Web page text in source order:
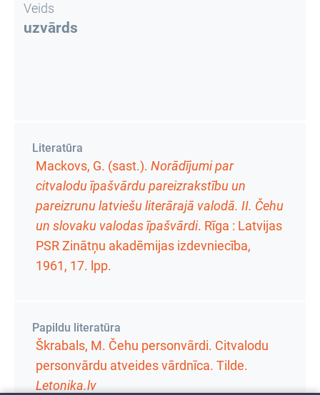
Veids
uzvārds
Literatūra
Mackovs, G. (sast.). Norādījumi par
citvalodu īpašvārdu pareizrakstību un
pareizrunu latviešu literārajā valodā. II. Čehu
un slovaku valodas īpašvārdi. Rīga : Latvijas
PSR Zinātņu akadēmijas izdevniecība,
1961, 17. lpp.
Papildu literatūra
Škrabals, M. Čehu personvārdi. Citvalodu
personvārdu atveides vārdnīca. Tilde.
Letonika.lv